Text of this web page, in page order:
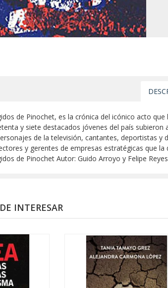
de Pinochet, es la crónica del icónico acto
y siete destacados jóvenes del país
de la televisión, cantantes, deportistas
y gerentes de empresas estratégicas que
de Pinochet Autor: Guido Arroyo y Felipe
INTERESAR